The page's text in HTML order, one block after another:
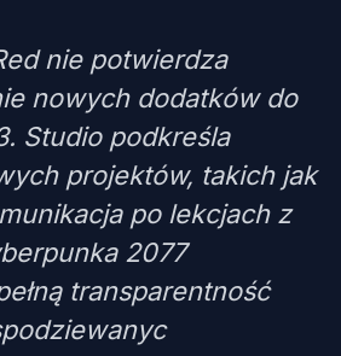
nie potwierdza
nowych dodatków do
Studio podkreśla
projektów, takich jak
po lekcjach z
2077
transparentność